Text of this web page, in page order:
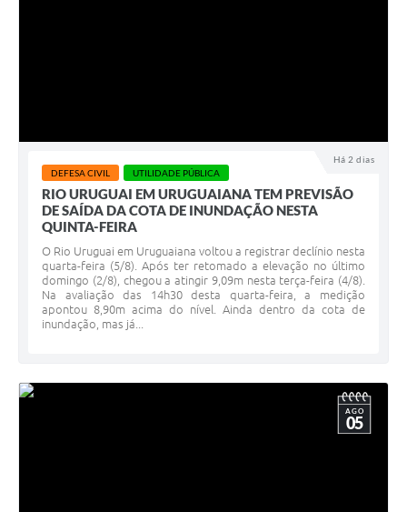
Há 2 dias
DEFESA CIVIL UTILIDADE PÚBLICA
RIO URUGUAI EM URUGUAIANA TEM PREVISÃO
DE SAÍDA DA COTA DE INUNDAÇÃO NESTA
QUINTA-FEIRA
O Rio Uruguai em Uruguaiana voltou a registrar declínio nesta
quarta-feira (5/8). Após ter retomado a elevação no último
domingo (2/8), chegou a atingir 9,09m nesta terça-feira (4/8).
Na avaliação das 14h30 desta quarta-feira, a medição
apontou 8,90m acima do nível. Ainda dentro da cota de
inundação, mas já...
AGO
05